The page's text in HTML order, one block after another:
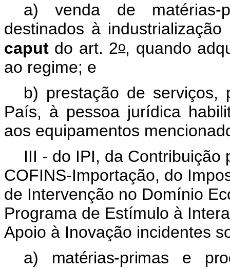
a) venda de matérias-
destinados à
caput do art. 2o, quando
ao regime; e
b) prestação de serviços,
País, à pessoa jurídica
aos equipamentos
III - do IPI, da Contribuição
COFINS-Importação, do
de Intervenção no Domínio
Programa de Estímulo à
Apoio à Inovação incidentes
a) matérias-primas e